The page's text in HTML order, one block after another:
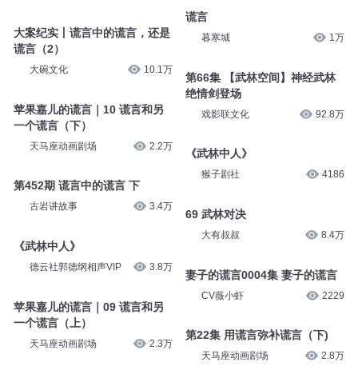
大案纪实丨谎言中的谎言，还是
谎言（2）
大碗文化 10.1万
苹果嘉儿的谎言｜10 谎言和另
一个谎言（下）
天马座动画剧场 2.2万
第452期 谎言中的谎言 下
古岩讲故事 3.4万
《武林中人》
德云社郭德纲相声VIP 3.8万
苹果嘉儿的谎言｜09 谎言和另
一个谎言（上）
天马座动画剧场 2.3万
谎言
暮寒城 1万
第66集 【武林空间】神经武林
绝情剑登场
戏影联文化 92.8万
《武林中人》
猴子剧社 4186
69 武林对决
大有叔叔 8.4万
妻子的谎言0004集 妻子的谎言
CV薇小虾 2229
第22集 用谎言弥补谎言（下)
天马座动画剧场 2.8万